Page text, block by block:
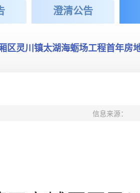
澄清公告
区灵川镇太湖海蛎场工程首年房
信息来源：